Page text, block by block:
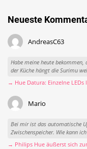
Neueste
AndreasC63
Habe meine heute
der Küche hängt die Surimu
→ Hue Datura: Einzelne
Mario
Bei mir ist das automatische
Zwischenspeicher. Wie kann
→ Philips Hue äußerst sich